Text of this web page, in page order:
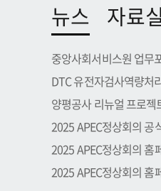
뉴스
중앙사회서비스원 업무
DTC 유전자검사역량처
양평공사 리뉴얼 프로젝
2025 APEC정상회의 공
2025 APEC정상회의 홈
2025 APEC정상회의 홈
자료실